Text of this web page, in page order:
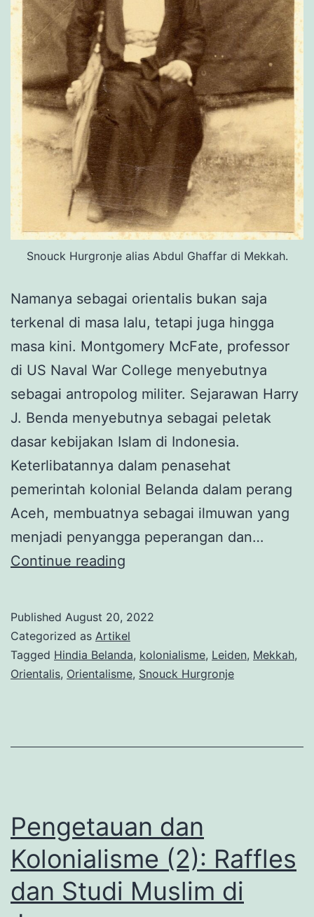
Snouck Hurgronje alias Abdul Ghaffar di Mekkah.
Namanya sebagai orientalis bukan saja
terkenal di masa lalu, tetapi juga hingga
masa kini. Montgomery McFate, professor
di US Naval War College menyebutnya
sebagai antropolog militer. Sejarawan Harry
J. Benda menyebutnya sebagai peletak
dasar kebijakan Islam di Indonesia.
Keterlibatannya dalam penasehat
pemerintah kolonial Belanda dalam perang
Aceh, membuatnya sebagai ilmuwan yang
menjadi penyangga peperangan dan…
Continue reading
Mekkah:
Politik
(dan)
(Bagian
Published August 20, 2022
Categorized as Artikel
Tagged Hindia Belanda, kolonialisme, Leiden, Mekkah,
Orientalis, Orientalisme, Snouck Hurgronje
Pengetauan dan
Kolonialisme (2): Raffles
dan Studi Muslim di